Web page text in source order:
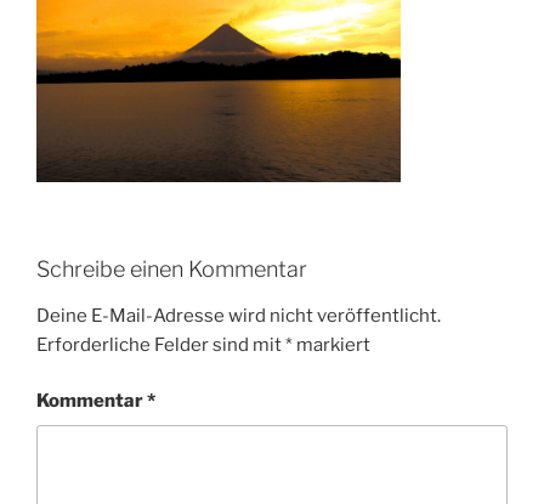
Schreibe einen Kommentar
Deine E-Mail-Adresse wird nicht veröffentlicht.
Erforderliche Felder sind mit* markiert
Kommentar*